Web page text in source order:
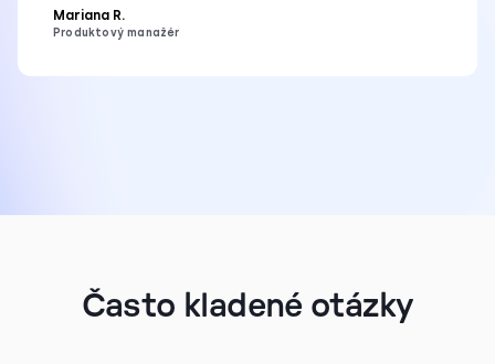
Mariana R.
Produktový manažér
Často kladené otázky